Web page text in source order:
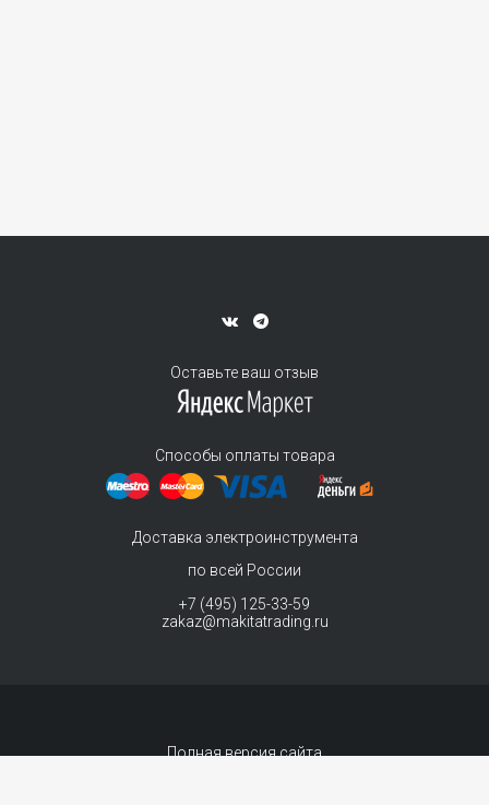
Оставьте ваш отзыв
Способы оплаты товара
Доставка электроинструмента
по всей России
+7 (495) 125-33-59
zakaz@makitatrading.ru
Полная версия сайта